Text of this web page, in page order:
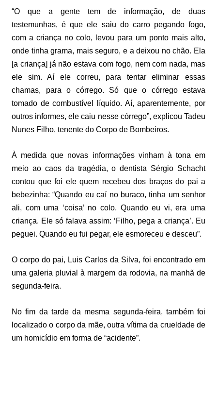
“O que a gente tem de informação, de duas
testemunhas, é que ele saiu do carro pegando fogo,
com a criança no colo, levou para um ponto mais alto,
onde tinha grama, mais seguro, e a deixou no chão. Ela
[a criança] já não estava com fogo, nem com nada, mas
ele sim. Aí ele correu, para tentar eliminar essas
chamas, para o córrego. Só que o córrego estava
tomado de combustível líquido. Aí, aparentemente, por
outros informes, ele caiu nesse córrego”, explicou Tadeu
Nunes Filho, tenente do Corpo de Bombeiros.
À medida que novas informações vinham à tona em
meio ao caos da tragédia, o dentista Sérgio Schacht
contou que foi ele quem recebeu dos braços do pai a
bebezinha: “Quando eu caí no buraco, tinha um senhor
ali, com uma ‘coisa’ no colo. Quando eu vi, era uma
criança. Ele só falava assim: ‘Filho, pega a criança’. Eu
peguei. Quando eu fui pegar, ele esmoreceu e desceu”.
O corpo do pai, Luis Carlos da Silva, foi encontrado em
uma galeria pluvial à margem da rodovia, na manhã de
segunda-feira.
No fim da tarde da mesma segunda-feira, também foi
localizado o corpo da mãe, outra vítima da crueldade de
um homicídio em forma de “acidente”.